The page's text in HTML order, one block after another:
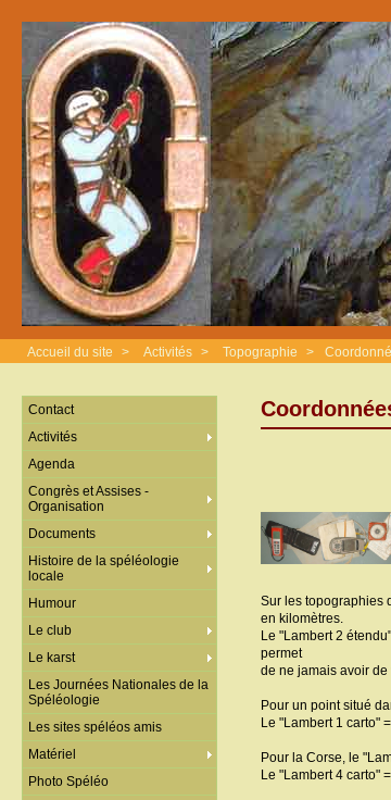
Accueil du site > Activités > Topographie >
Sur les topographies
en kilomètres.
Le "Lambert 2
permet
de ne jamais avoir
Pour un point situé
Le "Lambert 1 carto"
Pour la Corse, le
Le "Lambert 4 carto"
Contact
Activités
Agenda
Congrès et Assises -
Organisation
Documents
Histoire de la spéléologie
locale
Humour
Le club
Le karst
Les Journées Nationales de la
Spéléologie
Les sites spéléos amis
Matériel
Photo Spéléo